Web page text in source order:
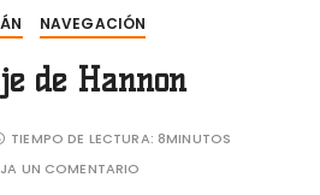
NAVEGACIÓN
de Hannon
TIEMPO DE LECTURA: 8MINUTOS
UN COMENTARIO